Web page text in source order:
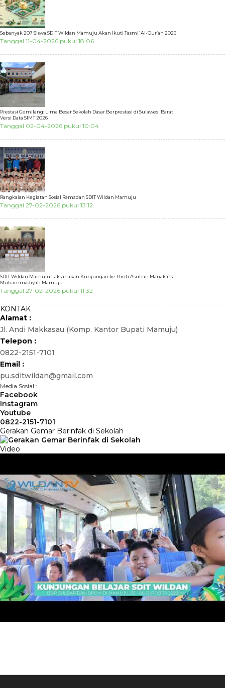
Sebanyak 207 Siswa SDIT Wildan Mamuju Akan Ikuti Tasmi’ Al-Qur’an 2026
Tanggal 11-04-2026 pukul 18:06
Prestasi Gemilang: Lima Besar Sekolah Dasar Berprestasi di Sulawesi Barat
Versi Data SIMT 2026
Tanggal 02-04-2026 pukul 10:04
Rangkaian Kegiatan Sosial Ramadan SDIT Wildan Mamuju
Tanggal 27-02-2026 pukul 13:12
SDIT Wildan Mamuju Laksanakan Kunjungan ke Panti Asuhan Manakarra
Muhammadiyah Mamuju
Tanggal 27-02-2026 pukul 11:32
KONTAK
Alamat :
Jl. Andi Makkasau (Komp. Kantor Bupati Mamuju)
Telepon :
0822-2151-7101
Email :
pu.sditwildan@gmail.com
Media Sosial :
Facebook
Instagram
Youtube
0822-2151-7101
Gerakan Gemar Berinfak di Sekolah
Video